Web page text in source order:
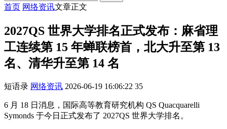
首页 网络资讯文章正文
2027QS 世界大学排名正式发布：麻省理
工连续第 15 年蝉联榜首，北大升至第 13
名、清华升至第 14 名
短语录 网络资讯 2026-06-19 16:06:22 35
6 月 18 日消息，国际高等教育研究机构 QS Quacquarelli
Symonds 于今日正式发布了 2027QS 世界大学排名。